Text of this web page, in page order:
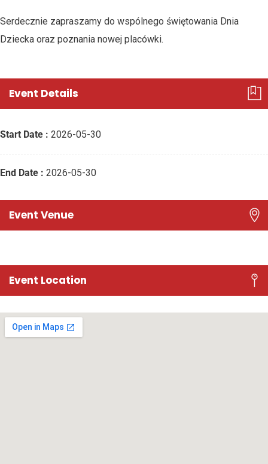
Serdecznie zapraszamy do wspólnego świętowania Dnia
Dziecka oraz poznania nowej placówki.
Event Details
Start Date : 2026-05-30
End Date : 2026-05-30
Event Venue
Event Location